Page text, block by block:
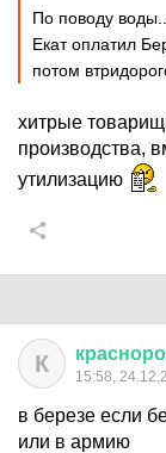
По поводу
Екат оплатил
потом
хитрые
производства,
утилизацию
К 15:58,
в березе если
или в армию